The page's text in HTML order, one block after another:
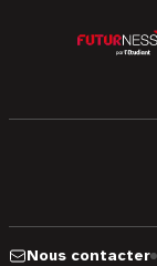
Nous contacter